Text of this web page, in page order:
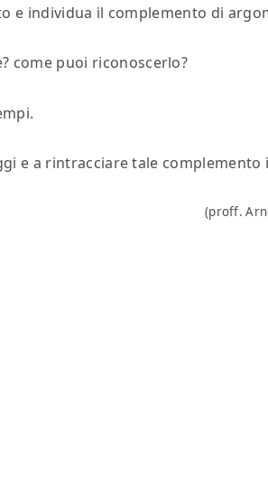
e individua il complemento di
come puoi riconoscerlo?
e a rintracciare tale complemento
(proff.